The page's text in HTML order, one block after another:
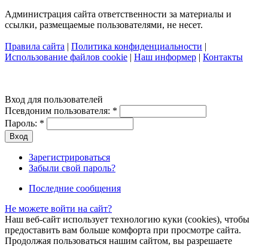
Администрация сайта ответственности за материалы и
ссылки, размещаемые пользователями, не несет.
Правила сайта | Политика конфиденциальности |
Использование файлов cookie | Наш информер | Контакты
Вход для пользователей
Псевдоним пользователя: *
Пароль: *
Зарегистрироваться
Забыли свой пароль?
Последние сообщения
Не можете войти на сайт?
Наш веб-сайт использует технологию куки (cookies), чтобы
предоставить вам больше комфорта при просмотре сайта.
Продолжая пользоваться нашим сайтом, вы разрешаете